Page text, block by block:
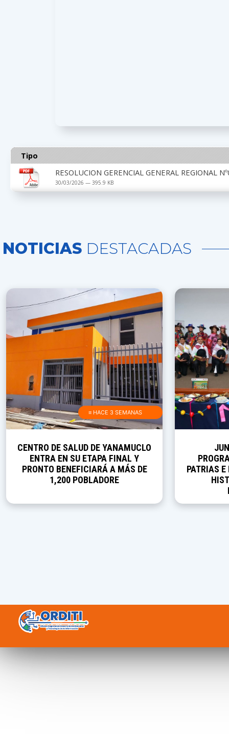
Tipo
RESOLUCION GERENCIAL GENERAL REGIONAL
30/03/2026 — 395.9 KB
NOTICIAS DESTACADAS
≡ HACE 3 SEMANAS
CENTRO DE SALUD DE YANAMUCLO
ENTRA EN SU ETAPA FINAL Y
PRONTO BENEFICIARÁ A MÁS DE
1,200 POBLADORE
PATRIAS